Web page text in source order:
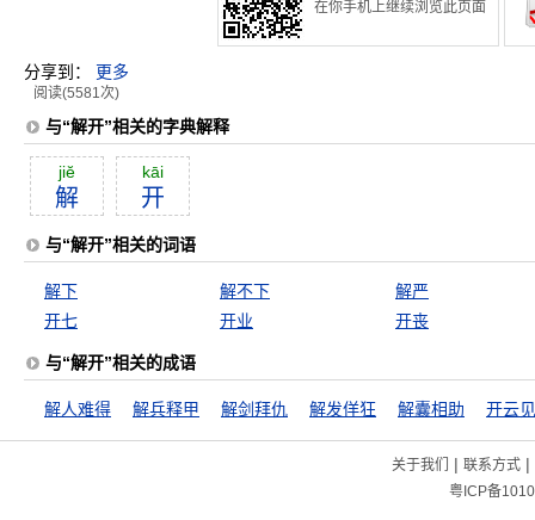
在你手机上继续浏览此页面
分享到： 更多
阅读(5581次)
与“解开”相关的字典解释
jiĕ
解
kāi
开
与“解开”相关的词语
解下 解不下
解严
开七
开业 开丧
与“解开”相关的成语
解人难得 解兵释甲 解剑拜仇 解发佯狂 解囊相助 开云
关于我们 | 联系方式|
粤ICP备